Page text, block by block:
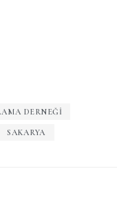
DERNEĞI
SAKARYA